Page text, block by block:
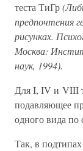
теста ТиГр
предпочтения
рисунках.
Москва:
наук, 1994).
Для I, IV и VIII
подавляющее
одного вида по
Так, в